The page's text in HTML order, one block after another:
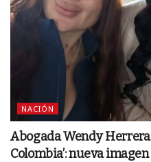
NACIÓN
Abogada Wendy
Colombia’: nueva